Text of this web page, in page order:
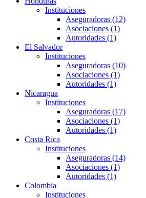
Instituciones
Aseguradoras (12)
Asociaciones (1)
Autoridades (1)
El Salvador
Instituciones
Aseguradoras (10)
Asociaciones (1)
Autoridades (1)
Nicaragua
Instituciones
Aseguradoras (17)
Asociaciones (1)
Autoridades (1)
Costa Rica
Instituciones
Aseguradoras (14)
Asociaciones (1)
Autoridades (1)
Colombia
Instituciones